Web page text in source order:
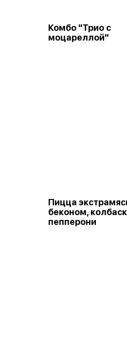
Комбо "Трио с
моцареллой"
Пицца
беконом,
пепперони